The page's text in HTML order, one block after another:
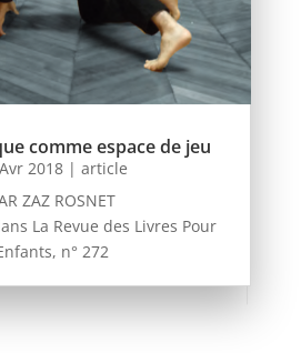
comme espace de jeu
2018| article
ZAZ ROSNET
La Revue des Livres Pour
n° 272